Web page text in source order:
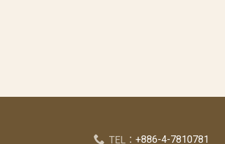
TEL： +886-4-7810781